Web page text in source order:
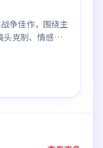
争佳作，围绕主
头克制、情感浓
同类题材中口